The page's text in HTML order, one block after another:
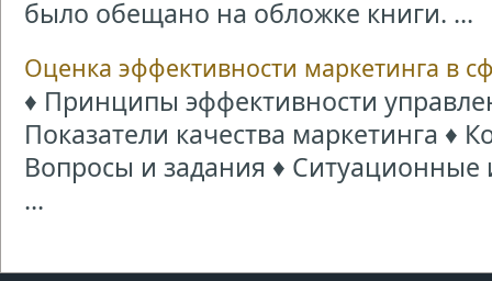
было обещано на обложке книги. ...
Оценка эффективности маркетинга в
♦ Принципы эффективности
Показатели качества маркетинга ♦
Вопросы и задания ♦ Ситуационные
...